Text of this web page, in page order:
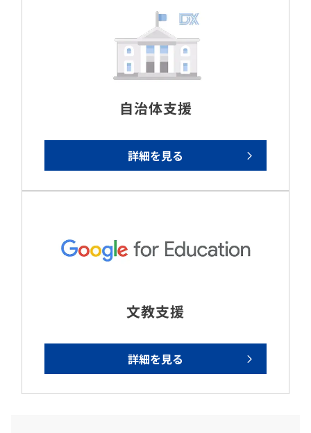
自治体支援
詳細を見る
文教支援
詳細を見る